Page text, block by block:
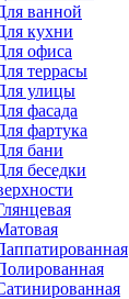
ванной
кухни
офиса
террасы
улицы
фасада
фартука
бани
беседки